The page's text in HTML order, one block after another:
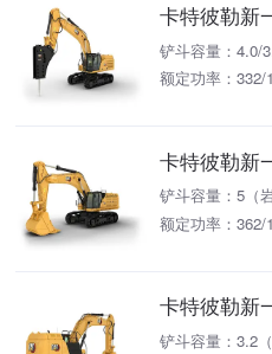
卡特彼勒新
铲斗容量：4.0/
额定功率：
卡特彼勒新
铲斗容量：5（
额定功率：
卡特彼勒新
铲斗容量：3.2